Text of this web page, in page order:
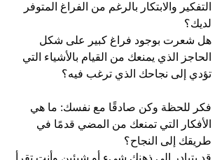
التفكير والابتكار بالرغم من الفراغ المتوفر
لديك؟
هل شعرت بوجود فراغ كبير على شكل
الحاجز الذي يمنعك من القيام بالأشياء التي
تؤدي إلى نجاحك الذي ترغب فيه؟
فكر للحظة وكن صادقًا مع نفسك: ما هي
الأفكار التي تمنعك من المضي قدمًا في
طريقك إلى النجاح؟